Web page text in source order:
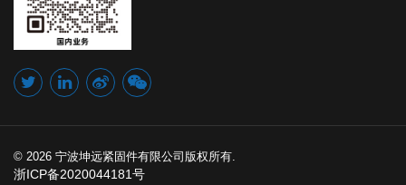
© 2026 宁波坤远紧固件有限公司版权所有.
浙ICP备2020044181号